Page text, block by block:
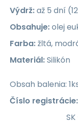
Výdrž:až 5 dní
Obsahuje:olej
Farba:žltá,
Materiál:Silikón
Obsah balenia:
Číslo registrácie:
SK - bio/